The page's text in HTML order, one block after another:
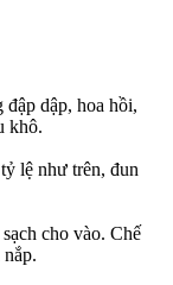
dập, hoa hồi,
khô.
lệ như trên, đun
cho vào. Chế